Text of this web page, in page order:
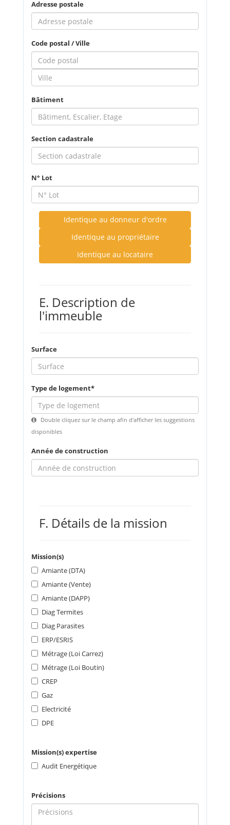
Adresse postale
Code postal / Ville
Bâtiment
Section cadastrale
N° Lot
Identique au donneur d'ordre
Identique au propriétaire
Identique au locataire
E. Description de
l'immeuble
Surface
Type de logement
Double cliquez sur le champ afin d'afficher les suggestions
disponibles
Année de construction
F. Détails de la mission
Mission(s)
Amiante (DTA)
Amiante (Vente)
Amiante (DAPP)
Diag Termites
Diag Parasites
ERP/ESRIS
Métrage (Loi Carrez)
Métrage (Loi Boutin)
CREP
Gaz
Electricité
DPE
Mission(s) expertise
Audit Energétique
Précisions